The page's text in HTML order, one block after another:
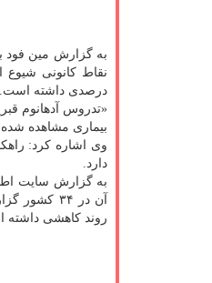
درصدی داشته است.
«تدروس آدهانوم
بیماری مشاهده
وی اشاره كرد:
دارد.
روند كاهشی